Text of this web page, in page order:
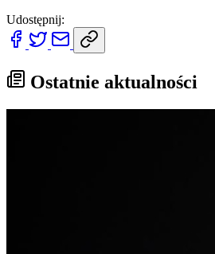
Udostępnij:
Ostatnie aktualności